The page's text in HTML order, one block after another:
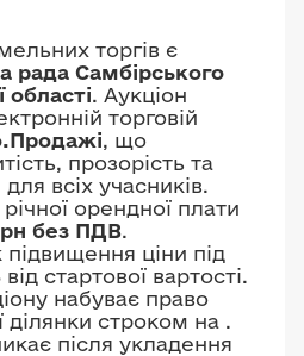
торгів є
рада Самбірського
області. Аукціон
торговій
, що
прозорість та
для всіх учасників.
орендної плати
без ПДВ.
ціни під
від стартової вартості.
набуває право
строком на .
після укладення